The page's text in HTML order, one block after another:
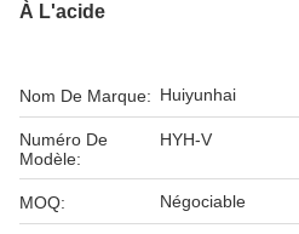
À L'acide
Nom De Marque: Huiyunhai
Numéro De
Modèle:
HYH-V
MOQ: Négociable